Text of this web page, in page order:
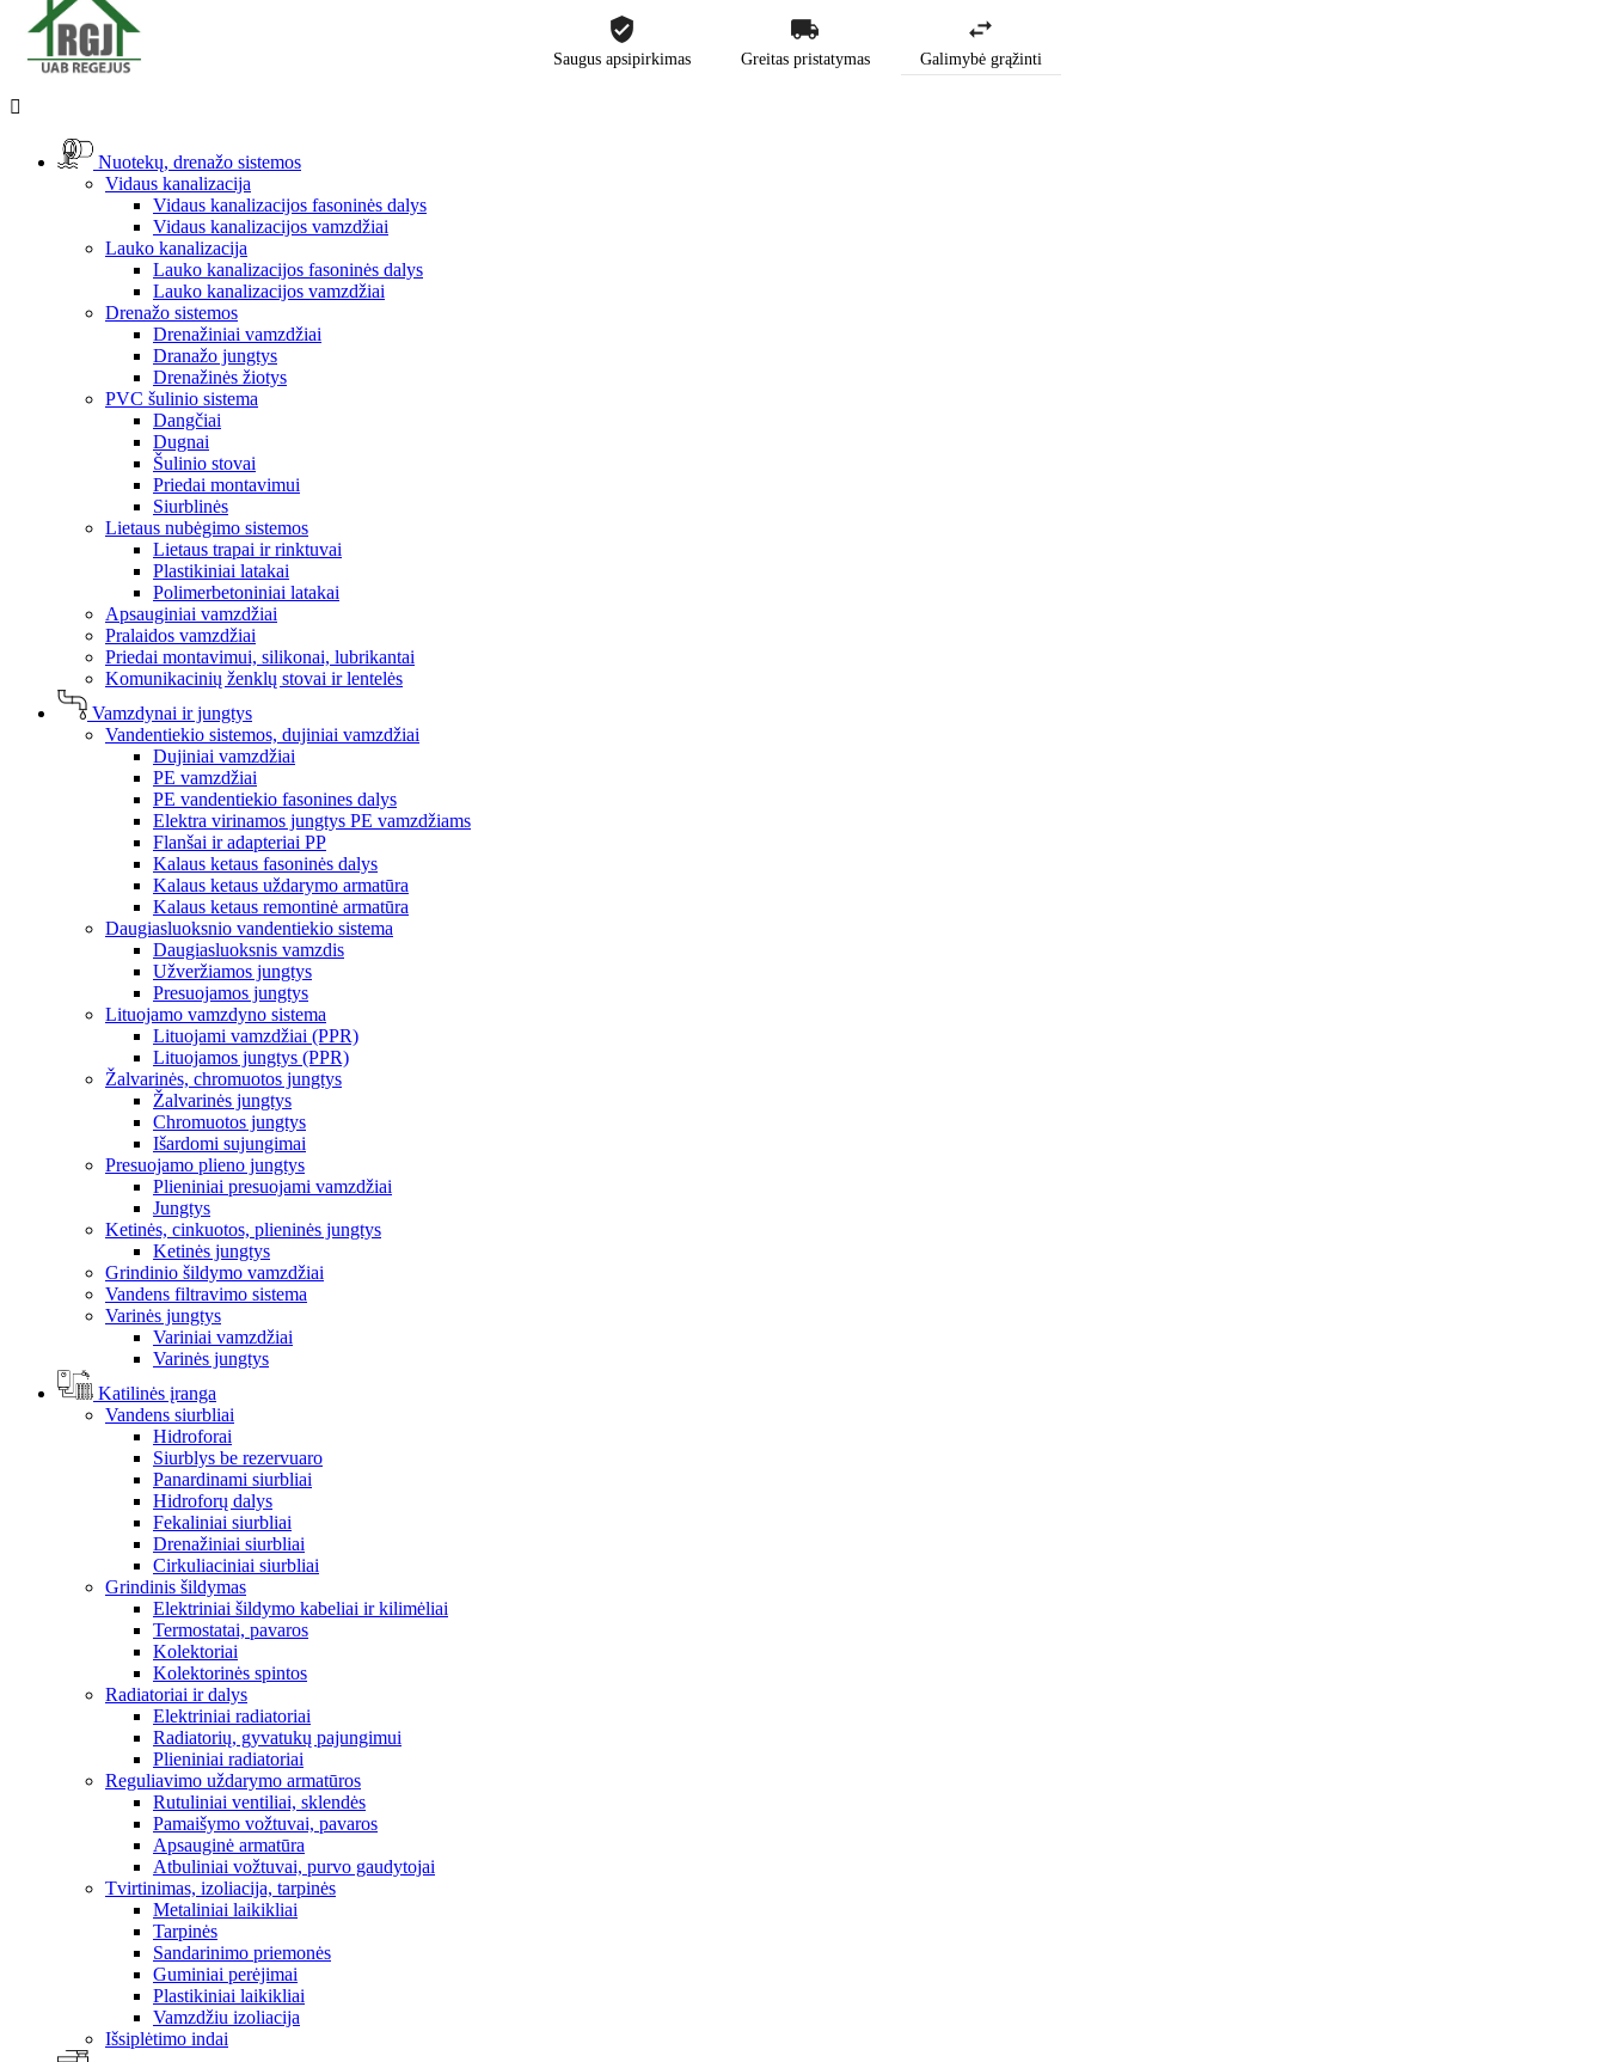
Saugus apsipirkimas Greitas pristatymas Galimybė grąžinti

Nuotekų, drenažo sistemos
Vidaus kanalizacija
Vidaus kanalizacijos fasoninės dalys
Vidaus kanalizacijos vamzdžiai
Lauko kanalizacija
Lauko kanalizacijos fasoninės dalys
Lauko kanalizacijos vamzdžiai
Drenažo sistemos
Drenažiniai vamzdžiai
Dranažo jungtys
Drenažinės žiotys
PVC šulinio sistema
Dangčiai
Dugnai
Šulinio stovai
Priedai montavimui
Siurblinės
Lietaus nubėgimo sistemos
Lietaus trapai ir rinktuvai
Plastikiniai latakai
Polimerbetoniniai latakai
Apsauginiai vamzdžiai
Pralaidos vamzdžiai
Priedai montavimui, silikonai, lubrikantai
Komunikacinių ženklų stovai ir lentelės
Vamzdynai ir jungtys
Vandentiekio sistemos, dujiniai vamzdžiai
Dujiniai vamzdžiai
PE vamzdžiai
PE vandentiekio fasonines dalys
Elektra virinamos jungtys PE vamzdžiams
Flanšai ir adapteriai PP
Kalaus ketaus fasoninės dalys
Kalaus ketaus uždarymo armatūra
Kalaus ketaus remontinė armatūra
Daugiasluoksnio vandentiekio sistema
Daugiasluoksnis vamzdis
Užveržiamos jungtys
Presuojamos jungtys
Lituojamo vamzdyno sistema
Lituojami vamzdžiai (PPR)
Lituojamos jungtys (PPR)
Žalvarinės, chromuotos jungtys
Žalvarinės jungtys
Chromuotos jungtys
Išardomi sujungimai
Presuojamo plieno jungtys
Plieniniai presuojami vamzdžiai
Jungtys
Ketinės, cinkuotos, plieninės jungtys
Ketinės jungtys
Grindinio šildymo vamzdžiai
Vandens filtravimo sistema
Varinės jungtys
Variniai vamzdžiai
Varinės jungtys
Katilinės įranga
Vandens siurbliai
Hidroforai
Siurblys be rezervuaro
Panardinami siurbliai
Hidroforų dalys
Fekaliniai siurbliai
Drenažiniai siurbliai
Cirkuliaciniai siurbliai
Grindinis šildymas
Elektriniai šildymo kabeliai ir kilimėliai
Termostatai, pavaros
Kolektoriai
Kolektorinės spintos
Radiatoriai ir dalys
Elektriniai radiatoriai
Radiatorių, gyvatukų pajungimui
Plieniniai radiatoriai
Reguliavimo uždarymo armatūros
Rutuliniai ventiliai, sklendės
Pamaišymo vožtuvai, pavaros
Apsauginė armatūra
Atbuliniai vožtuvai, purvo gaudytojai
Tvirtinimas, izoliacija, tarpinės
Metaliniai laikikliai
Tarpinės
Sandarinimo priemonės
Guminiai perėjimai
Plastikiniai laikikliai
Vamzdžiu izoliacija
Išsiplėtimo indai